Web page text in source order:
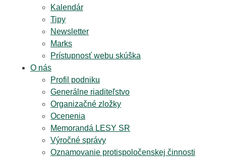
Kalendár
Tipy
Newsletter
Marks
Prístupnosť webu skúška
O nás
Profil podniku
Generálne riaditeľstvo
Organizačné zložky
Ocenenia
Memorandá LESY SR
Výročné správy
Oznamovanie protispoločenskej činnosti